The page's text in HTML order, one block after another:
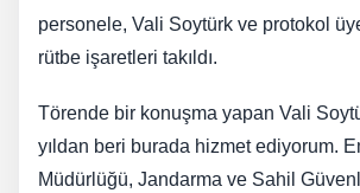
personele, Vali Soytürk ve protokol
rütbe işaretleri takıldı.
Törende bir konuşma yapan Vali
yıldan beri burada hizmet ediyorum.
Müdürlüğü, Jandarma ve Sahil